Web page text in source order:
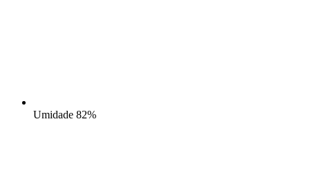
Umidade 82%